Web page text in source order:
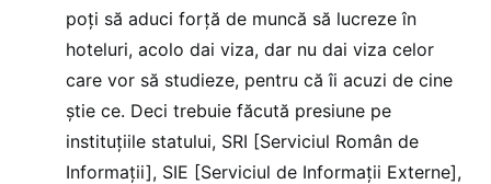
poți să aduci forță de muncă să lucreze în
hoteluri, acolo dai viza, dar nu dai viza celor
care vor să studieze, pentru că îi acuzi de cine
știe ce. Deci trebuie făcută presiune pe
instituțiile statului, SRI [Serviciul Român de
Informații], SIE [Serviciul de Informații Externe],